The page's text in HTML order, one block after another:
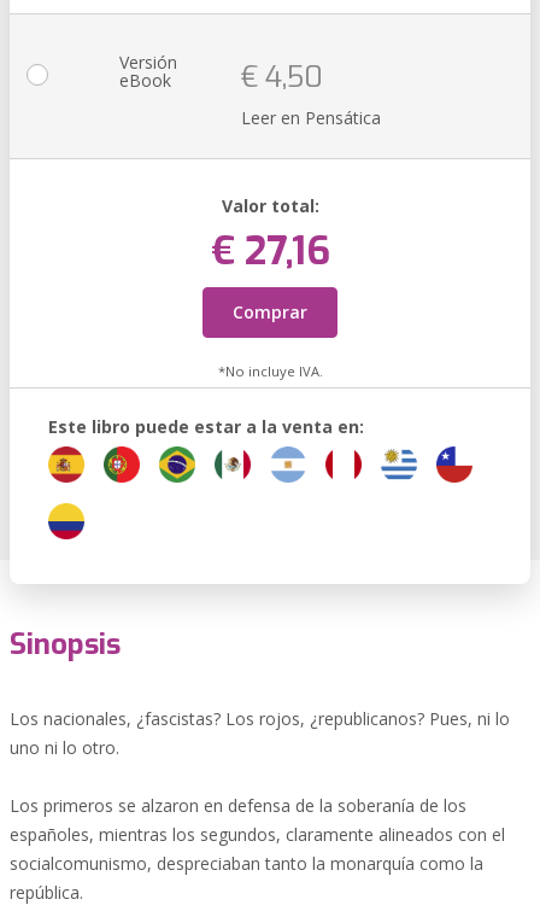
Versión
eBook € 4,50
Leer en Pensática
Valor total:
€ 27,16
Comprar
*No incluye IVA.
Este libro puede estar a la venta en:
Sinopsis
Los nacionales, ¿fascistas? Los rojos, ¿republicanos? Pues, ni lo
uno ni lo otro.
Los primeros se alzaron en defensa de la soberanía de los
españoles, mientras los segundos, claramente alineados con el
socialcomunismo, despreciaban tanto la monarquía como la
república.